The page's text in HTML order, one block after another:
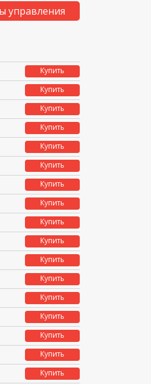
управления
Купить
Купить
Купить
Купить
Купить
Купить
Купить
Купить
Купить
Купить
Купить
Купить
Купить
Купить
Купить
Купить
Купить